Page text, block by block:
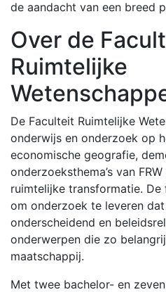
de aandacht van een breed
Over de
Ruimtelijke
De Faculteit Ruimtelijke
onderwijs en onderzoek op
economische geografie,
onderzoeksthema’s van
ruimtelijke transformatie.
om onderzoek te leveren
onderscheidend en
onderwerpen die zo
maatschappij.
Met twee bachelor- en